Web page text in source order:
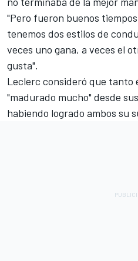
"Pero fueron buenos
tenemos dos estilos de
veces uno gana, a veces el
gusta".
Leclerc consideró que tanto
"madurado mucho" desde
habiendo logrado ambos su